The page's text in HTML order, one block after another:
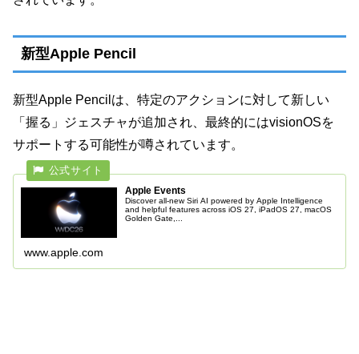
新型Apple Pencil
新型Apple Pencilは、特定のアクションに対して新しい
「握る」ジェスチャが追加され、最終的にはvisionOSを
サポートする可能性が噂されています。
Apple Events
Discover all-new Siri AI powered by Apple Intelligence
and helpful features across iOS 27, iPadOS 27, macOS
Golden Gate,...
www.apple.com